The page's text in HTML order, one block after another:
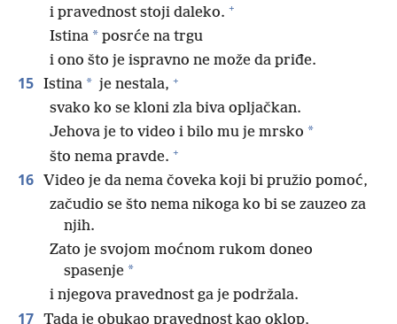
i pravednost stoji daleko. +
Istina * posrće na trgu
i ono što je ispravno ne može da priđe.
15 Istina * je nestala, +
svako ko se kloni zla biva opljačkan.
Jehova je to video i bilo mu je mrsko *
što nema pravde. +
16 Video je da nema čoveka koji bi pružio pomoć,
začudio se što nema nikoga ko bi se zauzeo za
njih.
Zato je svojom moćnom rukom doneo
spasenje *
i njegova pravednost ga je podržala.
17 Tada je obukao pravednost kao oklop,